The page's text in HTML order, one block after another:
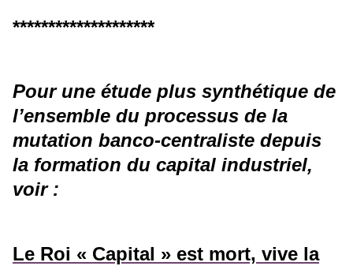
********************
Pour une étude plus synthétique de
l’ensemble du processus de la
mutation banco-centraliste depuis
la formation du capital industriel,
voir :
Le Roi « Capital » est mort, vive la